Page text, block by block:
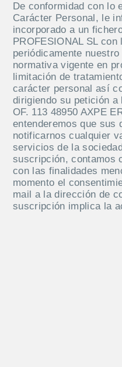
De conformidad con lo
Carácter Personal, le
incorporado a un
PROFESIONAL SL
periódicamente
normativa vigente en
limitación de
carácter personal así
dirigiendo su petición a
OF. 113 48950 AXPE
entenderemos que sus
notificarnos cualquier
servicios de la
suscripción, contamos
con las finalidades
momento el
mail a la dirección de
suscripción implica la